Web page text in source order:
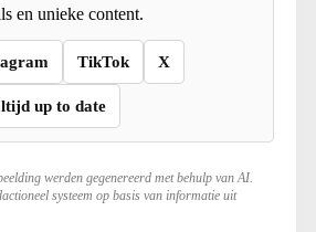
en unieke content.
TikTok X
up to date
werden gegenereerd met behulp van AI.
systeem op basis van informatie uit